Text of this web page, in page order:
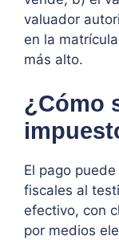
valuador
en la
más alto.
¿Cómo
El pago
fiscales al
efectivo, con
por medios